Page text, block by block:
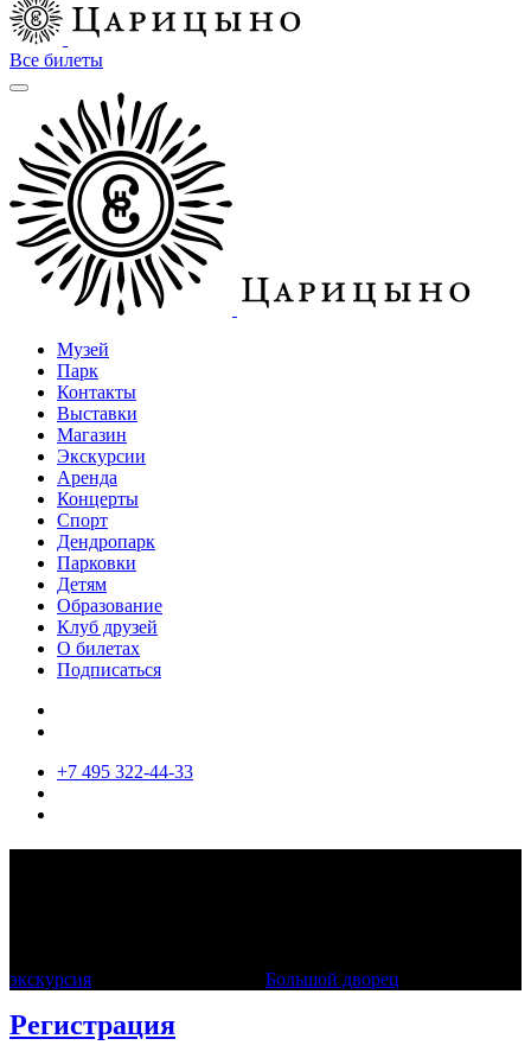
Все билеты
Музей
Парк
Контакты
Выставки
Магазин
Экскурсии
Аренда
Концерты
Спорт
Дендропарк
Парковки
Детям
Образование
Клуб друзей
О билетах
Подписаться
+7 495 322-44-33
экскурсия Большой дворец
Регистрация